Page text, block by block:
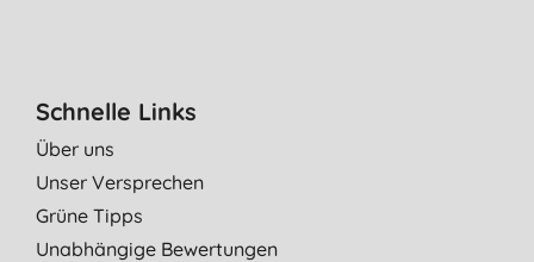
Schnelle Links
Über uns
Unser Versprechen
Grüne Tipps
Unabhängige Bewertungen